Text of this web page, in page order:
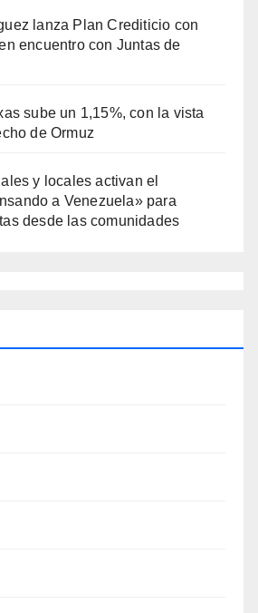
lanza Plan Crediticio con
encuentro con Juntas de
sube un 1,15%, con la vista
de Ormuz
y locales activan el
a Venezuela» para
desde las comunidades